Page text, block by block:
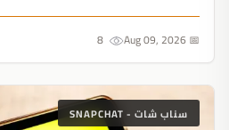
أدنى ذكي يبلغ ثلاثة ملصقات....📅 Aug 09, 2026
سناب شات - SNAPCHAT